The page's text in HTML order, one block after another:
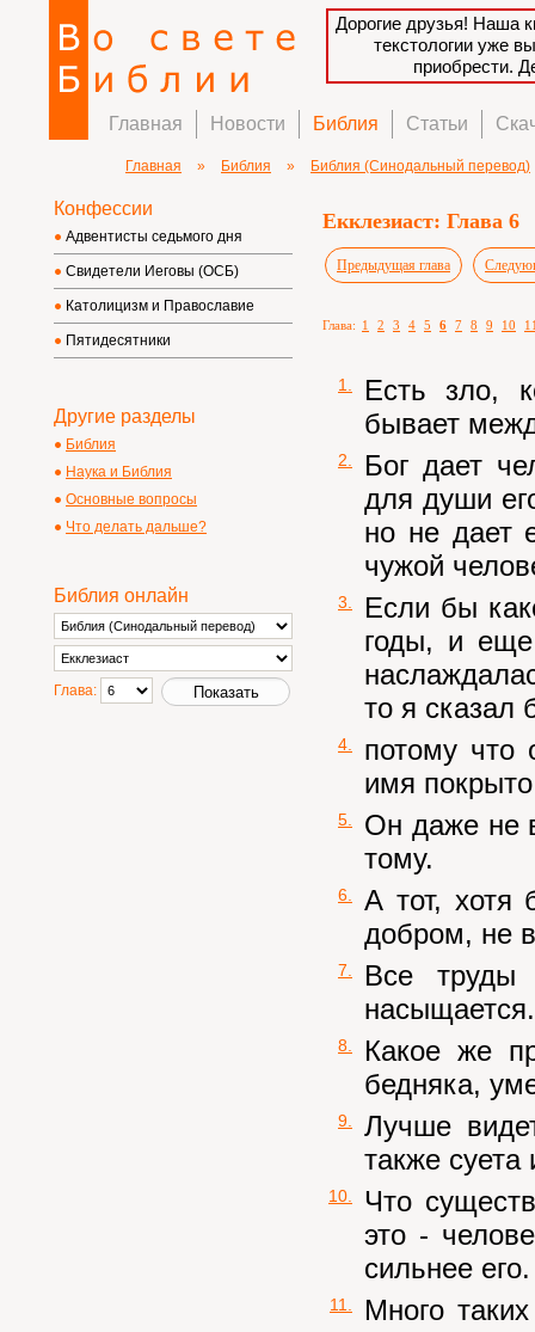
Дорогие друзья! Наша
текстологии уже
приобрести.
Главная Новости Библия Статьи
Главная » Библия » Библия (Синодальный перевод)
Екклезиаст: Глава 6
Предыдущая глава
Глава: 1 2 3 4 5 6 7 8 9 10
1.
Есть зло,
бывает
2.
Бог дает
для души
но не дает
чужой
3.
Если бы
годы, и
то я сказал
4.
потому что
имя
5.
Он даже не
тому.
6.
А тот, хотя
добром, не
7.
Все
насыщается.
8.
Какое же
бедняка,
9.
Лучше
также
10.
Что
это -
сильнее его.
11.
Много
Конфессии
Адвентисты седьмого дня
Свидетели Иеговы (ОСБ)
Католицизм и Православие
Пятидесятники
Другие разделы
Библия
Наука и Библия
Основные вопросы
Что делать дальше?
Библия онлайн
Глава: